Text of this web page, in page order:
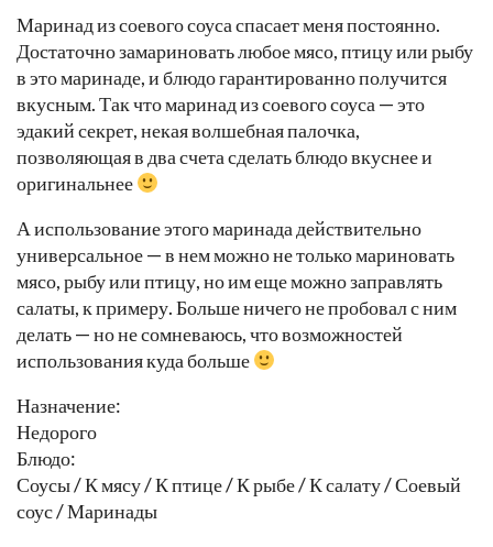
Маринад из соевого соуса спасает меня постоянно.
Достаточно замариновать любое мясо, птицу или рыбу
в это маринаде, и блюдо гарантированно получится
вкусным. Так что маринад из соевого соуса — это
эдакий секрет, некая волшебная палочка,
позволяющая в два счета сделать блюдо вкуснее и
оригинальнее
А использование этого маринада действительно
универсальное — в нем можно не только мариновать
мясо, рыбу или птицу, но им еще можно заправлять
салаты, к примеру. Больше ничего не пробовал с ним
делать — но не сомневаюсь, что возможностей
использования куда больше
Назначение:
Недорого
Блюдо:
Соусы / К мясу / К птице / К рыбе / К салату / Соевый
соус / Маринады